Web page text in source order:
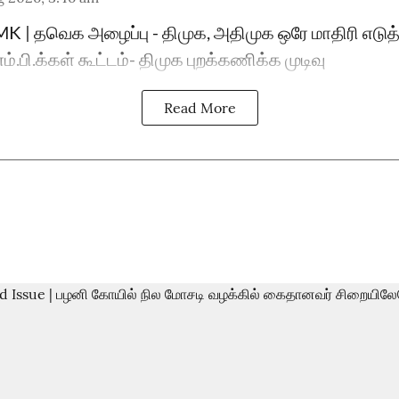
| தவெக அழைப்பு - திமுக, அதிமுக ஒரே மாதிரி எடுத்த
கூட்டம்- திமுக புறக்கணிக்க முடிவு
Read More